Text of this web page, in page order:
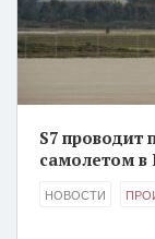
S7 проводит
самолетом в
НОВОСТИ